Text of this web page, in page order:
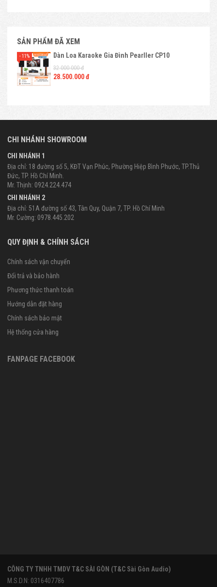
SẢN PHẨM ĐÃ XEM
Dàn Loa Karaoke Gia Đình Pearller CP10
32.000.000 đ
28.500.000 đ
- 11%
CHI NHÁNH SHOWROOM
CHI NHÁNH 1
Địa chỉ: 18 đường số 5, KĐT Vạn Phúc, Phường Hiệp Bình Phước, TP.Thủ
Đức, TP. Hồ Chí Minh.
Mr. Thịnh: 0924.224.474
CHI NHÁNH 2
Địa chỉ: 51A đường số 43, Tân Quy, Quận 7, TP. Hồ Chí Minh
Mr. Cường: 0978.445.202
QUY ĐỊNH & CHÍNH SÁCH
Chính sách vận chuyển
Đổi trả và bảo hành
Phương thức thanh toán
Hướng dẫn đặt hàng
Chính sách bảo mật
Hệ thống cửa hàng
FANPAGE FACEBOOK
CÔNG TY TNHH TMDV T&C SÀI GÒN (T&C Sài Gòn Audio)
M.S.D.N: 0316407786